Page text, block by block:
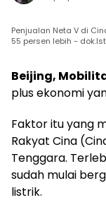
Penjualan Neta V di
55 persen lebih -
Beijing,
plus ekonomi
Faktor itu yang
Rakyat Cina
Tenggara.
sudah mulai
listrik.